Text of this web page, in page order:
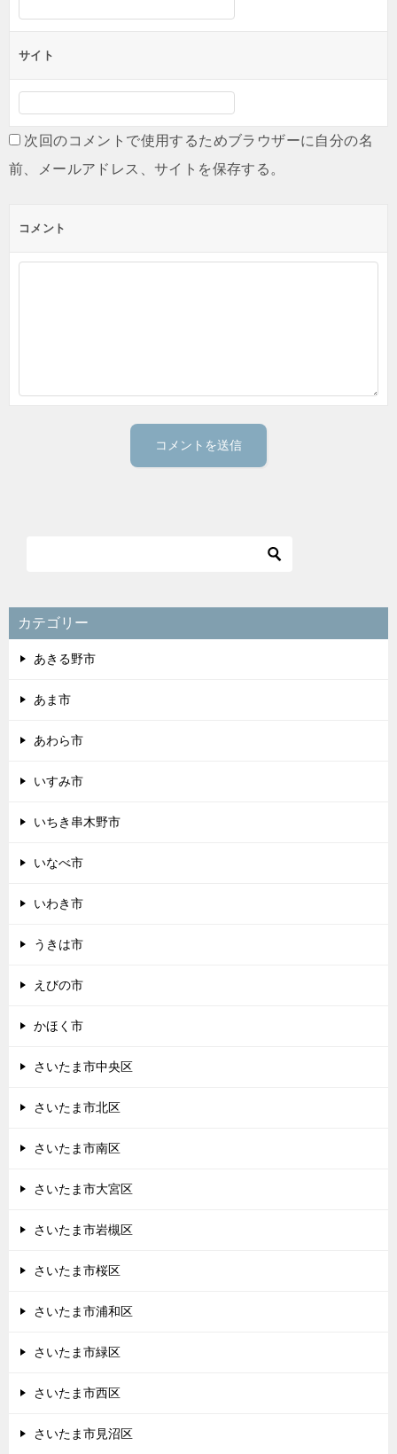
サイト
次回のコメントで使用するためブラウザーに自分の名
前、メールアドレス、サイトを保存する。
コメント
カテゴリー
あきる野市
あま市
あわら市
いすみ市
いちき串木野市
いなべ市
いわき市
うきは市
えびの市
かほく市
さいたま市中央区
さいたま市北区
さいたま市南区
さいたま市大宮区
さいたま市岩槻区
さいたま市桜区
さいたま市浦和区
さいたま市緑区
さいたま市西区
さいたま市見沼区